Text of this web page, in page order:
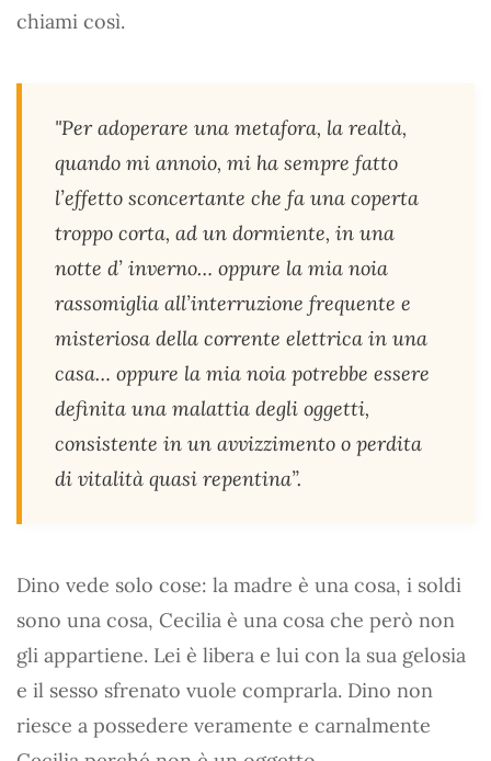
chiami così.
"Per adoperare una metafora, la realtà,
quando mi annoio, mi ha sempre fatto
l’effetto sconcertante che fa una coperta
troppo corta, ad un dormiente, in una
notte d’ inverno… oppure la mia noia
rassomiglia all’interruzione frequente e
misteriosa della corrente elettrica in una
casa… oppure la mia noia potrebbe essere
definita una malattia degli oggetti,
consistente in un avvizzimento o perdita
di vitalità quasi repentina”.
Dino vede solo cose: la madre è una cosa, i soldi
sono una cosa, Cecilia è una cosa che però non
gli appartiene. Lei è libera e lui con la sua gelosia
e il sesso sfrenato vuole comprarla. Dino non
riesce a possedere veramente e carnalmente